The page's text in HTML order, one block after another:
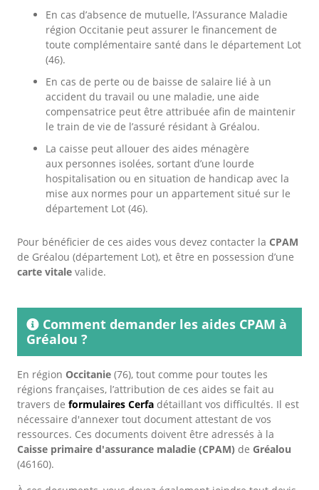
En cas d’absence de mutuelle, l’Assurance Maladie
région Occitanie peut assurer le financement de
toute complémentaire santé dans le département Lot
(46).
En cas de perte ou de baisse de salaire lié à un
accident du travail ou une maladie, une aide
compensatrice peut être attribuée afin de maintenir
le train de vie de l’assuré résidant à Gréalou.
La caisse peut allouer des aides ménagère
aux personnes isolées, sortant d’une lourde
hospitalisation ou en situation de handicap avec la
mise aux normes pour un appartement situé sur le
département Lot (46).
Pour bénéficier de ces aides vous devez contacter la CPAM
de Gréalou (département Lot), et être en possession d’une
carte vitale valide.
Comment demander les aides CPAM à
Gréalou ?
En région Occitanie (76), tout comme pour toutes les
régions françaises, l’attribution de ces aides se fait au
travers de formulaires Cerfa détaillant vos difficultés. Il est
nécessaire d'annexer tout document attestant de vos
ressources. Ces documents doivent être adressés à la
Caisse primaire d'assurance maladie (CPAM) de Gréalou
(46160).